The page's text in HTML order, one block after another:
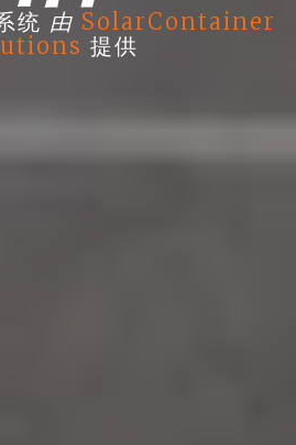
统 由 SolarContainer
提供